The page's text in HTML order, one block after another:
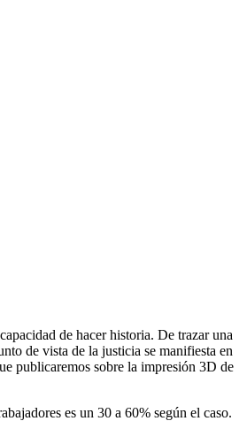
de hacer historia. De trazar una
de vista de la justicia se manifiesta en
publicaremos sobre la impresión 3D de
es un 30 a 60% según el caso.